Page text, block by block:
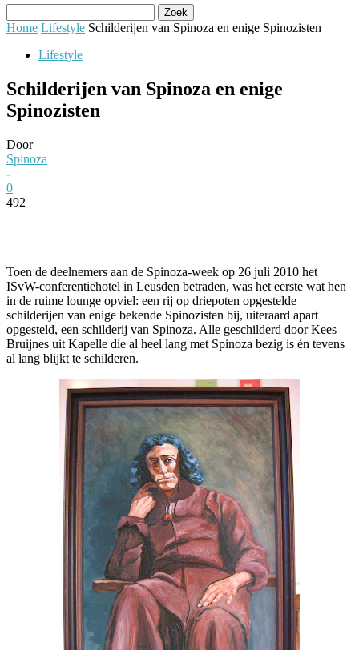
Home Lifestyle Schilderijen van Spinoza en enige Spinozisten
Lifestyle
Schilderijen van Spinoza en enige
Spinozisten
Door
Spinoza
-
0
492
Toen de deelnemers aan de Spinoza-week op 26 juli 2010 het
ISvW-conferentiehotel in Leusden betraden, was het eerste wat hen
in de ruime lounge opviel: een rij op driepoten opgestelde
schilderijen van enige bekende Spinozisten bij, uiteraard apart
opgesteld, een schilderij van Spinoza. Alle geschilderd door Kees
Bruijnes uit Kapelle die al heel lang met Spinoza bezig is én tevens
al lang blijkt te schilderen.